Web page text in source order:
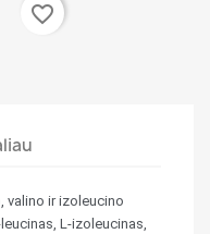
favorite_border
valino ir izoleucino
L-izoleucinas,